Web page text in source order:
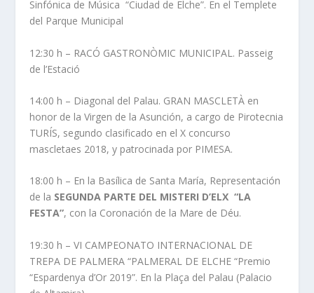
Sinfónica de Música “Ciudad de Elche”. En el Templete
del Parque Municipal
12:30 h – RACÓ GASTRONÒMIC MUNICIPAL. Passeig
de l’Estació
14:00 h – Diagonal del Palau. GRAN MASCLETÀ en
honor de la Virgen de la Asunción, a cargo de Pirotecnia
TURÍS, segundo clasificado en el X concurso
mascletaes 2018, y patrocinada por PIMESA.
18:00 h – En la Basílica de Santa María, Representación
de la SEGUNDA PARTE DEL MISTERI D’ELX “LA
FESTA”, con la Coronación de la Mare de Déu.
19:30 h – VI CAMPEONATO INTERNACIONAL DE
TREPA DE PALMERA “PALMERAL DE ELCHE “Premio
“Espardenya d’Or 2019”. En la Plaça del Palau (Palacio